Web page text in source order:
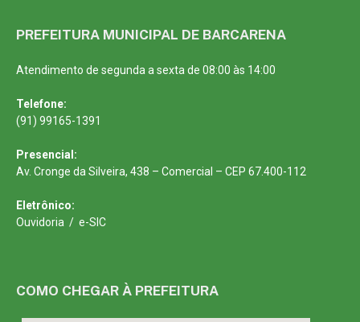
PREFEITURA MUNICIPAL DE BARCARENA
Atendimento de segunda a sexta de 08:00 às 14:00
Telefone:
(91) 99165-1391
Presencial:
Av. Cronge da Silveira, 438 – Comercial – CEP 67.400-112
Eletrônico:
Ouvidoria / e-SIC
COMO CHEGAR À PREFEITURA